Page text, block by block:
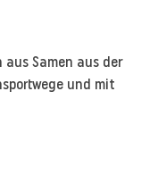
aus Samen aus der
und mit